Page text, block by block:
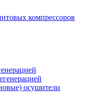
компрессоров
осушители